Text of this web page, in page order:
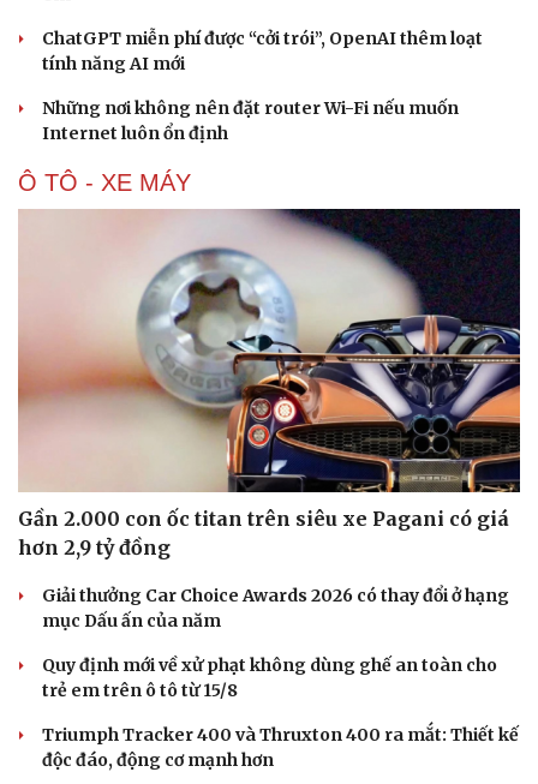
Văn hóa
Sân khấu - Điện ảnh
Giải trí
ChatGPT miễn phí được “cởi trói”, OpenAI thêm loạt
tính năng AI mới
Những nơi không nên đặt router Wi-Fi nếu muốn
Internet luôn ổn định
Ô TÔ - XE MÁY
Gần 2.000 con ốc titan trên siêu xe Pagani có giá
hơn 2,9 tỷ đồng
Giải thưởng Car Choice Awards 2026 có thay đổi ở hạng
mục Dấu ấn của năm
Quy định mới về xử phạt không dùng ghế an toàn cho
trẻ em trên ô tô từ 15/8
Triumph Tracker 400 và Thruxton 400 ra mắt: Thiết kế
độc đáo, động cơ mạnh hơn